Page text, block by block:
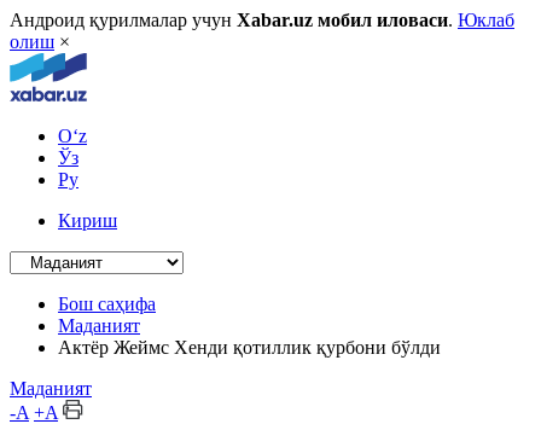
Андроид қурилмалар учун Xabar.uz мобил иловаси. Юклаб
олиш ×
O‘z
Ўз
Ру
Кириш
Бош саҳифа
Маданият
Актёр Жеймс Хенди қотиллик қурбони бўлди
Маданият
-A +A